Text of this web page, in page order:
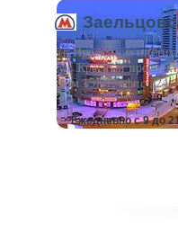
(в Проектном
ул. Красный проспект
дом 157/1, офис 324
Ежедневно с 9 до